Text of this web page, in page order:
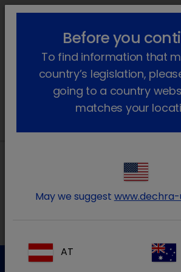
lock_outline
FDA
Awaiting approval
Before you
To find information that
country’s legislation,
going to a country
matches your
May we suggest
AT